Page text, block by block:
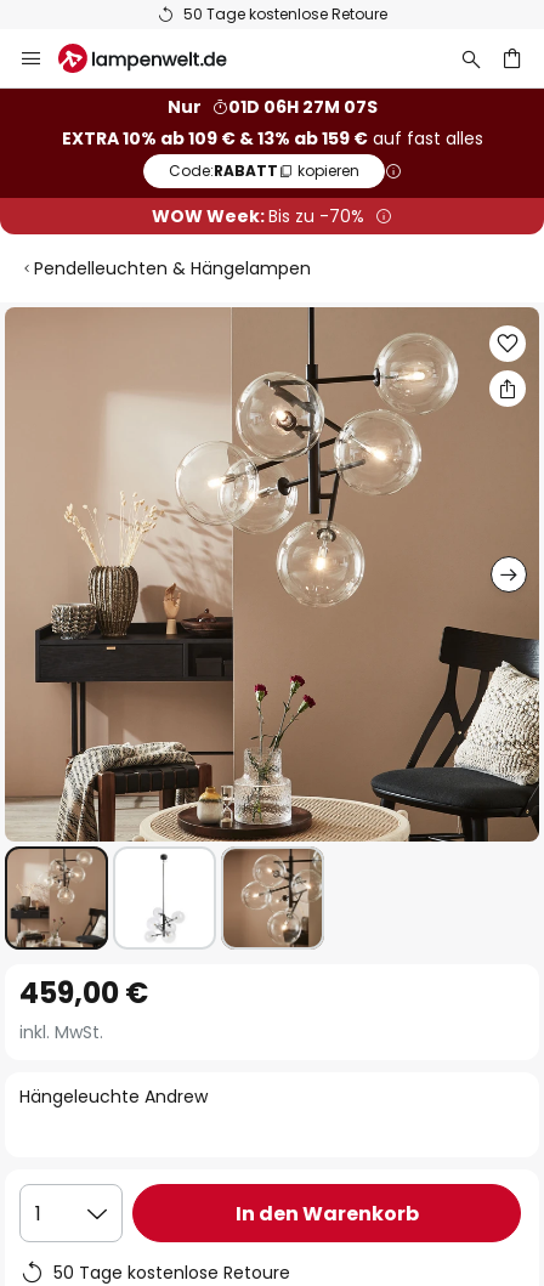
50 Tage kostenlose Retoure
Inhalt
Nur
01D 06H 27M 06S
EXTRA 10% ab 109 € & 13% ab 159 €auf fast alles
Code:RABATT kopieren
WOW Week:Bis zu -70%
Pendelleuchten & Hängelampen
Zum
Anfang
der
springen
Hängeleuchte Andrew
459,00 €
inkl. MwSt.
1 In den Warenkorb
50 Tage kostenlose Retoure